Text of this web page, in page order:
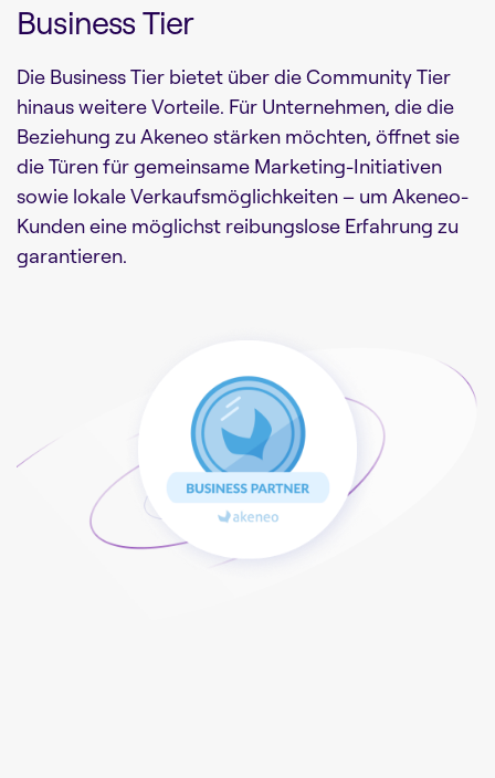
Business Tier
Die Business Tier bietet über die Community Tier
hinaus weitere Vorteile. Für Unternehmen, die die
Beziehung zu Akeneo stärken möchten, öffnet sie
die Türen für gemeinsame Marketing-Initiativen
sowie lokale Verkaufsmöglichkeiten – um Akeneo-
Kunden eine möglichst reibungslose Erfahrung zu
garantieren.